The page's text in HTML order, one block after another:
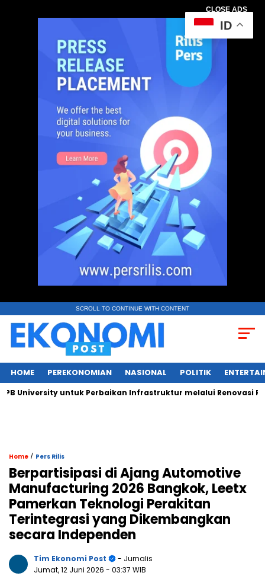
CLOSE ADS
SCROLL TO CONTINUE WITH CONTENT
HOME PEREKONOMIAN NASIONAL POLITIK
untuk Perbaikan Infrastruktur melalui Renovasi
Home / Pers Rilis
Berpartisipasi di Ajang Automotive
Manufacturing 2026 Bangkok, Leetx
Pamerkan Teknologi Perakitan
Terintegrasi yang Dikembangkan
secara Independen
Tim Ekonomi Post
- Jurnalis
Jumat, 12 Juni 2026 - 03:37 WIB
ID